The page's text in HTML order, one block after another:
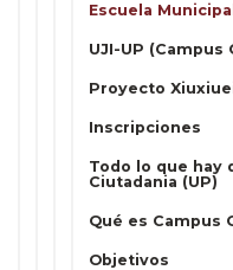
Escuela
UJI-UP (Campus
Proyecto
Inscripciones
Todo lo que hay
Ciutadania (UP)
Qué es Campus
Objetivos